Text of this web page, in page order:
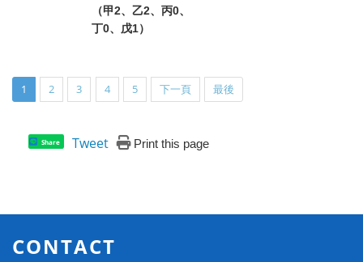
（甲2、乙2、丙0、
丁0、戊1）
1 2 3 4 5 下一頁 最後
Share Tweet Print this page
CONTACT